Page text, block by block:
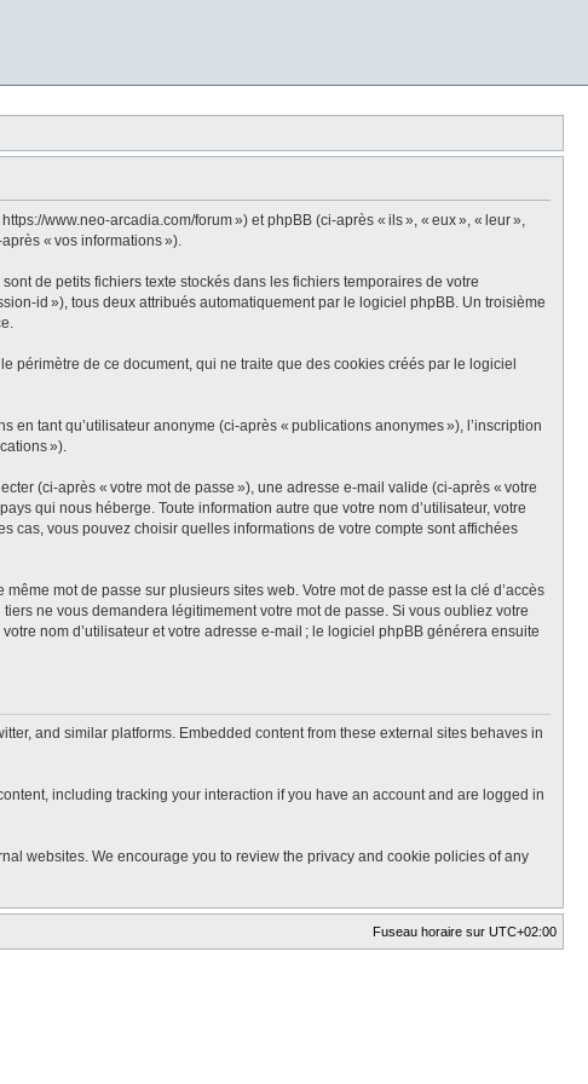
www.neo-arcadia.com/forum ») et phpBB (ci-après « ils », « eux », « leur »,
« vos informations »).
de petits fichiers texte stockés dans les fichiers temporaires de votre
id »), tous deux attribués automatiquement par le logiciel phpBB. Un troisième
périmètre de ce document, qui ne traite que des cookies créés par le logiciel
tant qu’utilisateur anonyme (ci-après « publications anonymes »), l’inscription
»).
(ci-après « votre mot de passe »), une adresse e-mail valide (ci-après « votre
qui nous héberge. Toute information autre que votre nom d’utilisateur, votre
cas, vous pouvez choisir quelles informations de votre compte sont affichées
mot de passe sur plusieurs sites web. Votre mot de passe est la clé d’accès
ne vous demandera légitimement votre mot de passe. Si vous oubliez votre
nom d’utilisateur et votre adresse e-mail ; le logiciel phpBB générera ensuite
and similar platforms. Embedded content from these external sites behaves in
including tracking your interaction if you have an account and are logged in
websites. We encourage you to review the privacy and cookie policies of any
Fuseau horaire sur UTC+02:00